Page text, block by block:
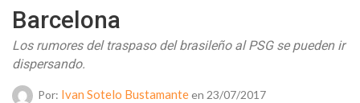
Barcelona
Los rumores del traspaso del brasileño al PSG se pueden ir
dispersando.
Por: Ivan Sotelo Bustamanteen 23/07/2017